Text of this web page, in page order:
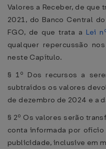
Valores a Receber, de que
2021, do Banco Central
FGO, de que trata a Lei
qualquer repercussão
neste Capítulo.
§ 1º Dos recursos a
subtraídos os valores
de dezembro de 2024 e a
§ 2º Os valores serão
conta informada por
publicidade, inclusive em